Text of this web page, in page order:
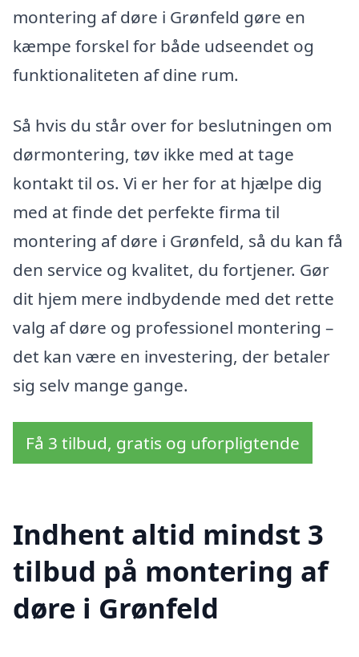
montering af døre i Grønfeld gøre en
kæmpe forskel for både udseendet og
funktionaliteten af dine rum.
Så hvis du står over for beslutningen om
dørmontering, tøv ikke med at tage
kontakt til os. Vi er her for at hjælpe dig
med at finde det perfekte firma til
montering af døre i Grønfeld, så du kan få
den service og kvalitet, du fortjener. Gør
dit hjem mere indbydende med det rette
valg af døre og professionel montering –
det kan være en investering, der betaler
sig selv mange gange.
Få 3 tilbud, gratis og uforpligtende
Indhent altid mindst 3
tilbud på montering af
døre i Grønfeld